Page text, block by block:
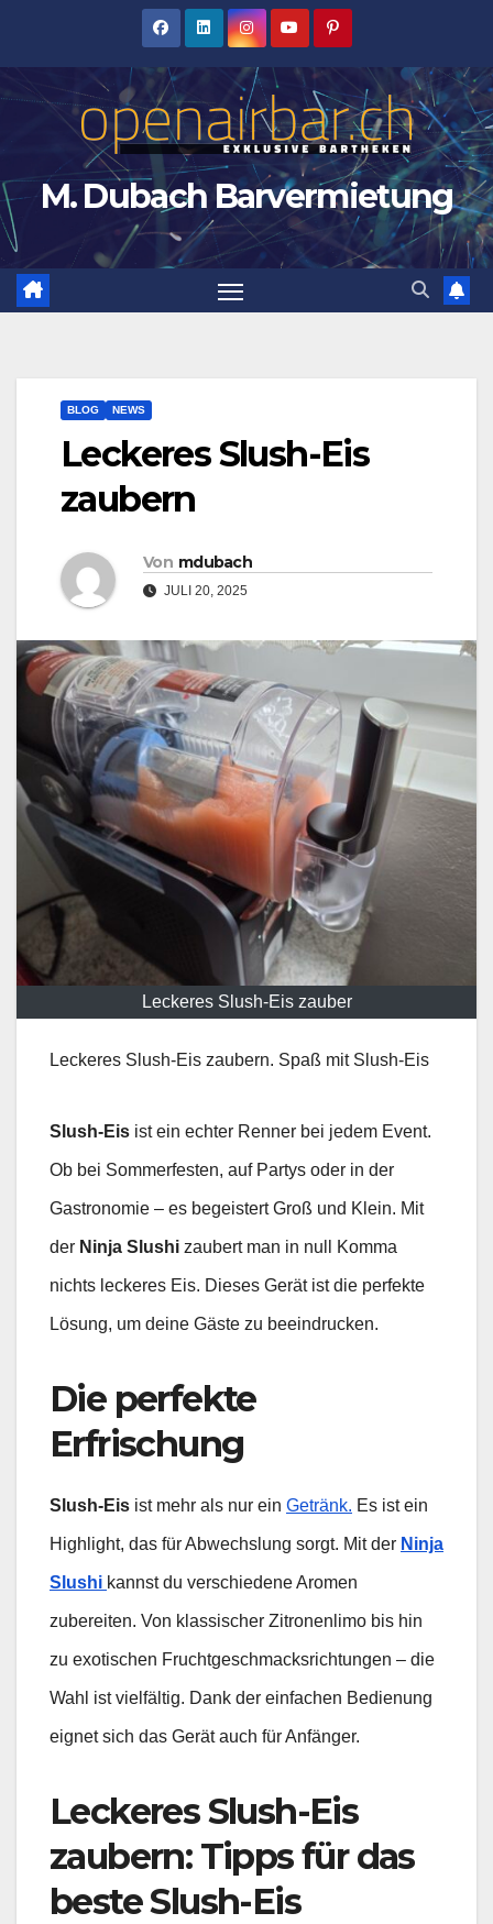
M. Dubach Barvermietung
BLOG NEWS
Leckeres Slush-Eis
zaubern
Von mdubach
JULI 20, 2025
Leckeres Slush-Eis zauber
Leckeres Slush-Eis zaubern. Spaß mit Slush-Eis
Slush-Eis ist ein echter Renner bei jedem Event.
Ob bei Sommerfesten, auf Partys oder in der
Gastronomie – es begeistert Groß und Klein. Mit
der Ninja Slushi zaubert man in null Komma
nichts leckeres Eis. Dieses Gerät ist die perfekte
Lösung, um deine Gäste zu beeindrucken.
Die perfekte
Erfrischung
Slush-Eis ist mehr als nur ein Getränk. Es ist ein
Highlight, das für Abwechslung sorgt. Mit der Ninja
Slushi kannst du verschiedene Aromen
zubereiten. Von klassischer Zitronenlimo bis hin
zu exotischen Fruchtgeschmacksrichtungen – die
Wahl ist vielfältig. Dank der einfachen Bedienung
eignet sich das Gerät auch für Anfänger.
Leckeres Slush-Eis
zaubern: Tipps für das
beste Slush-Eis